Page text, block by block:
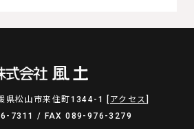
県松山市来住町1344-1 [ アクセス
7311 / FAX 089-976-3279